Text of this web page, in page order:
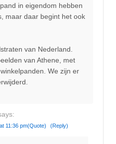
in eigendom hebben
maar daar begint het ook
van Nederland.
van Athene, met
We zijn er
11:36 pm(Quote) (Reply)